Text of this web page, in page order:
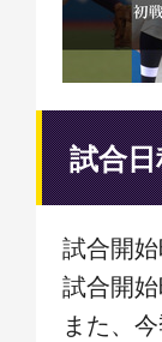
試合
試合開始
試合開
また、